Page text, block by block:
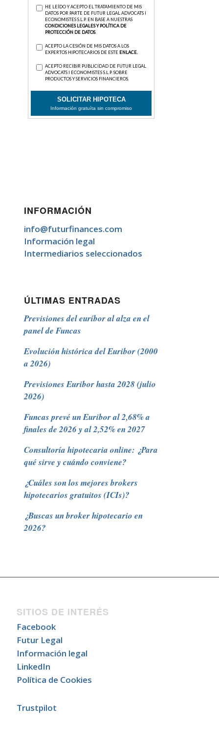
INFORMACIÓN
info@futurfinances.com
Información legal
Intermediarios seleccionados
ÚLTIMAS ENTRADAS
Previsiones del euríbor al alza en el
panel de Funcas
Evolución histórica del Euribor (2000
a 2026)
Previsiones Euribor hasta 2028 (julio
2026)
Funcas prevé un Euribor al 2,68% a
finales de 2026 y al 2,52% en 2027
Consultoría hipotecaria online: ¿Para
qué sirve y cuándo conviene?
¿Cuáles son los mejores brokers
hipotecarios gratuitos (ICIs)?
¿Buscas un broker hipotecario en
2026?
SITIOS DE INTERÉS
Facebook
Futur Legal
Información legal
LinkedIn
Política de Cookies
Trustpilot